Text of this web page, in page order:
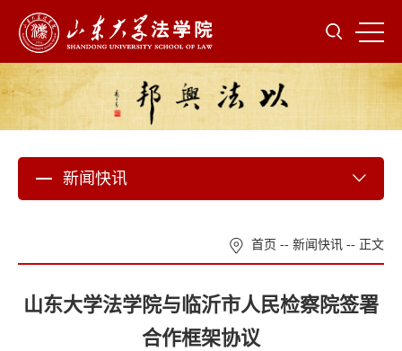
新闻快讯
首页 -- 新闻快讯 -- 正文
山东大学法学院与临沂市人民检察院签署
合作框架协议